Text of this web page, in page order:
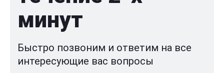
минут
Быстро позвоним и ответим на все
интересующие вас вопросы